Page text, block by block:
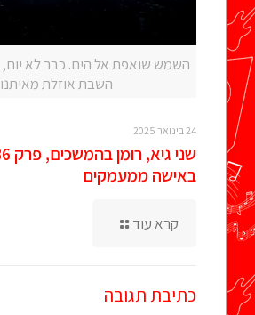
השמש שואפת אל הים. כבר לא יום,
השבת אוזלת מאיתנו
24 בינואר 2025
באישה ממעמקים
קרא עוד
כתיבת תגובה